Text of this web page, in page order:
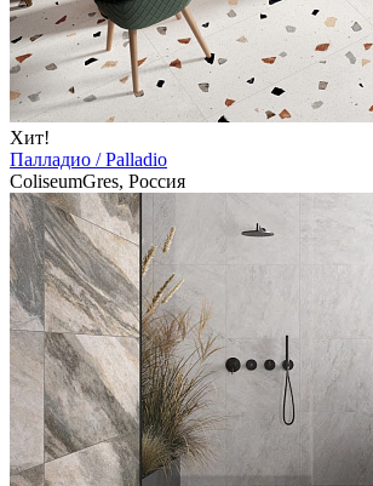
Хит!
Палладио / Palladio
ColiseumGres, Россия